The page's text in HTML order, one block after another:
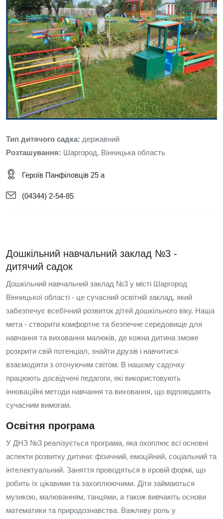
Тип дитячого садка: державний
Розташування: Шаргород, Вінницька область
Героїв Панфіловців 25 а
(04344) 2-54-85
Дошкільний навчальний заклад №3 -
дитячий садок
Дошкільний навчальний заклад №3 у місті Шаргород
Вінницької області - це сучасний освітній заклад, який
забезпечує всебічний розвиток дітей дошкільного віку. Наша
мета - створити комфортне та безпечне середовище для
навчання та виховання малюків, де кожна дитина зможе
розкрити свій потенціал, знайти друзів і навчитися
взаємодіяти з оточуючим світом. В нашому садочку
працюють досвідчені педагоги, які використовують
інноваційні методи навчання та виховання, що відповідають
сучасним вимогам.
Освітня програма
У ДНЗ №3 реалізується програма, яка охоплює всі основні
аспекти розвитку дитини: фізичний, емоційний, соціальний та
інтелектуальний. Заняття проводяться в ігровій формі, що
робить їх цікавими та захоплюючими. Діти займаються
музикою, малюванням, танцями, а також вивчають основи
математики та природознавства. Важливу роль у